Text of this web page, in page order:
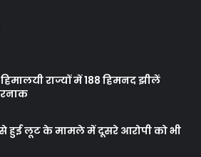
राज्यों में 188 हिमनद झीलें
हुई लूट के मामले में दूसरे आरोपी को भी